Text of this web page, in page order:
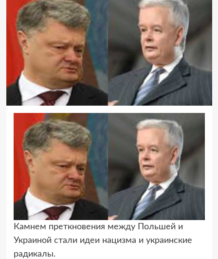
Камнем преткновения между Польшей и
Украиной стали идеи нацизма и украинские
радикалы.